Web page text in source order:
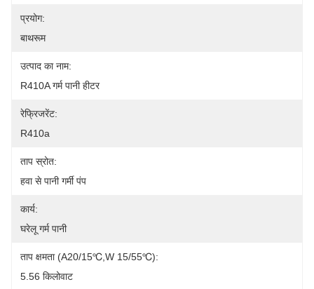
प्रयोग:
बाथरूम
उत्पाद का नाम:
R410A गर्म पानी हीटर
रेफ्रिजरेंट:
R410a
ताप स्रोत:
हवा से पानी गर्मी पंप
कार्य:
घरेलू गर्म पानी
ताप क्षमता (A20/15℃,W 15/55℃):
5.56 किलोवाट